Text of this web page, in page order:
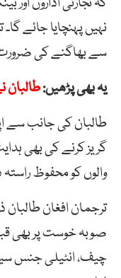
نہیں پہنچایا جائے
سے بھاگنے کی
یہ بھی پڑھیں:طالبان
طالبان کی جانب سے
گریز کرنے کی بھی
والوں کو محفوظ
ترجمان افغان طالبان
صوبہ خوست پر بھی
چیف، انٹیلی جنس